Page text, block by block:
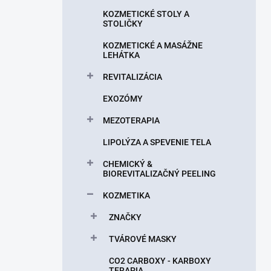
KOZMETICKÉ STOLY A
STOLIČKY
KOZMETICKÉ A MASÁŽNE
LEHÁTKA
REVITALIZÁCIA
EXOZÓMY
MEZOTERAPIA
LIPOLÝZA A SPEVENIE TELA
CHEMICKÝ &
BIOREVITALIZAČNÝ PEELING
KOZMETIKA
ZNAČKY
TVÁROVÉ MASKY
CO2 CARBOXY - KARBOXY